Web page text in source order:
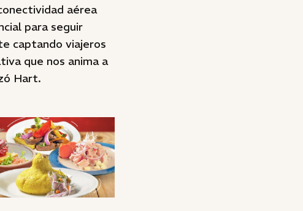
aérea
para seguir
captando viajeros
que nos anima a
Hart.